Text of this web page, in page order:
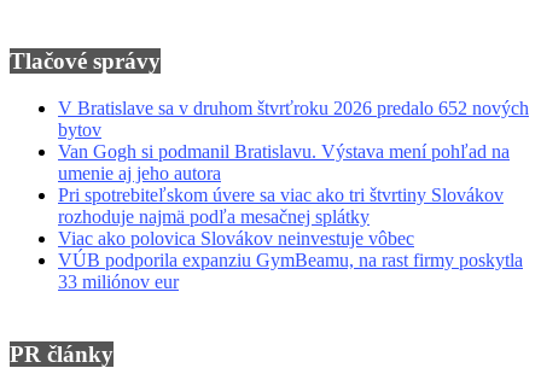
Tlačové správy
V Bratislave sa v druhom štvrťroku 2026 predalo 652 nových
bytov
Van Gogh si podmanil Bratislavu. Výstava mení pohľad na
umenie aj jeho autora
Pri spotrebiteľskom úvere sa viac ako tri štvrtiny Slovákov
rozhoduje najmä podľa mesačnej splátky
Viac ako polovica Slovákov neinvestuje vôbec
VÚB podporila expanziu GymBeamu, na rast firmy poskytla
33 miliónov eur
PR články